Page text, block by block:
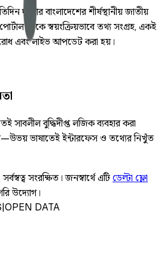
দুইবার বাংলাদেশের শীর্ষস্থানীয় জাতীয়
থেকে স্বয়ংক্রিয়ভাবে তথ্য সংগ্রহ, একই
রোধ এবং লাইভ আপডেট করা হয়।
সাবলীল বুদ্ধিদীপ্ত লজিক ব্যবহার করা
ভাষাতেই ইন্টারফেস ও তথ্যের নিখুঁত
সর্বস্বত্ব সংরক্ষিত। জনস্বার্থে এটিডেল্টা ফ্লো
উদ্যোগ।
|OPEN DATA